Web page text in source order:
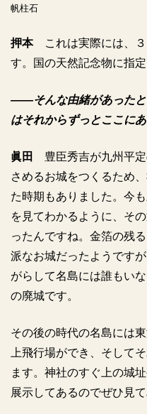
帆柱石
押本これは実際には、３
す。国の天然記念物に指定
――そんな由緒があったと
はそれからずっとここに
眞田
豊臣秀吉が九州平
さめるお城をつくるため
た時期もありました。今
を見てわかるように、そ
ったんですね。金箔の残
派なお城だったようです
がらして名島には誰もい
の廃城です。
その後の時代の名島には
上飛行場ができ、そして
ます。神社のすぐ上の城
展示してあるのでぜひ見て